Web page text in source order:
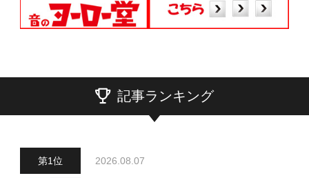
記事ランキング
2026.08.07